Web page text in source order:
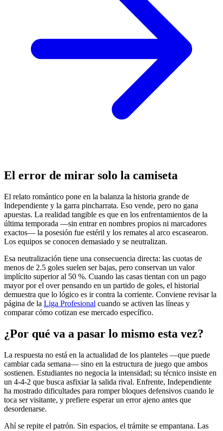
El error de mirar solo la camiseta
El relato romántico pone en la balanza la historia grande de
Independiente y la garra pincharrata. Eso vende, pero no gana
apuestas. La realidad tangible es que en los enfrentamientos de la
última temporada —sin entrar en nombres propios ni marcadores
exactos— la posesión fue estéril y los remates al arco escasearon.
Los equipos se conocen demasiado y se neutralizan.
Esa neutralización tiene una consecuencia directa: las cuotas de
menos de 2.5 goles suelen ser bajas, pero conservan un valor
implícito superior al 50 %. Cuando las casas tientan con un pago
mayor por el over pensando en un partido de goles, el historial
demuestra que lo lógico es ir contra la corriente. Conviene revisar la
página de la Liga Profesional cuando se activen las líneas y
comparar cómo cotizan ese mercado específico.
¿Por qué va a pasar lo mismo esta vez?
La respuesta no está en la actualidad de los planteles —que puede
cambiar cada semana— sino en la estructura de juego que ambos
sostienen. Estudiantes no negocia la intensidad; su técnico insiste en
un 4-4-2 que busca asfixiar la salida rival. Enfrente, Independiente
ha mostrado dificultades para romper bloques defensivos cuando le
toca ser visitante, y prefiere esperar un error ajeno antes que
desordenarse.
Ahí se repite el patrón. Sin espacios, el trámite se empantana. Las